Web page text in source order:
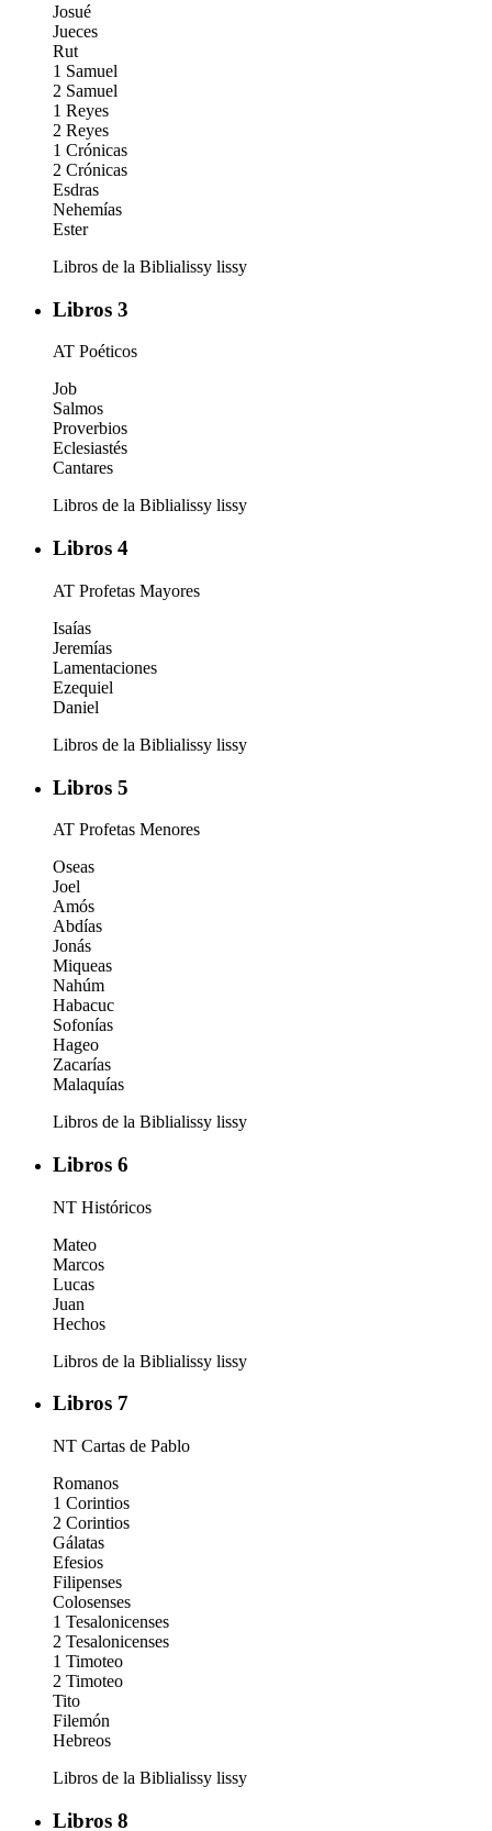
Josué
Jueces
Rut
1 Samuel
2 Samuel
1 Reyes
2 Reyes
1 Crónicas
2 Crónicas
Esdras
Nehemías
Ester
Libros de la Biblialissy lissy
Libros 3
AT Poéticos
Job
Salmos
Proverbios
Eclesiastés
Cantares
Libros de la Biblialissy lissy
Libros 4
AT Profetas Mayores
Isaías
Jeremías
Lamentaciones
Ezequiel
Daniel
Libros de la Biblialissy lissy
Libros 5
AT Profetas Menores
Oseas
Joel
Amós
Abdías
Jonás
Miqueas
Nahúm
Habacuc
Sofonías
Hageo
Zacarías
Malaquías
Libros de la Biblialissy lissy
Libros 6
NT Históricos
Mateo
Marcos
Lucas
Juan
Hechos
Libros de la Biblialissy lissy
Libros 7
NT Cartas de Pablo
Romanos
1 Corintios
2 Corintios
Gálatas
Efesios
Filipenses
Colosenses
1 Tesalonicenses
2 Tesalonicenses
1 Timoteo
2 Timoteo
Tito
Filemón
Hebreos
Libros de la Biblialissy lissy
Libros 8